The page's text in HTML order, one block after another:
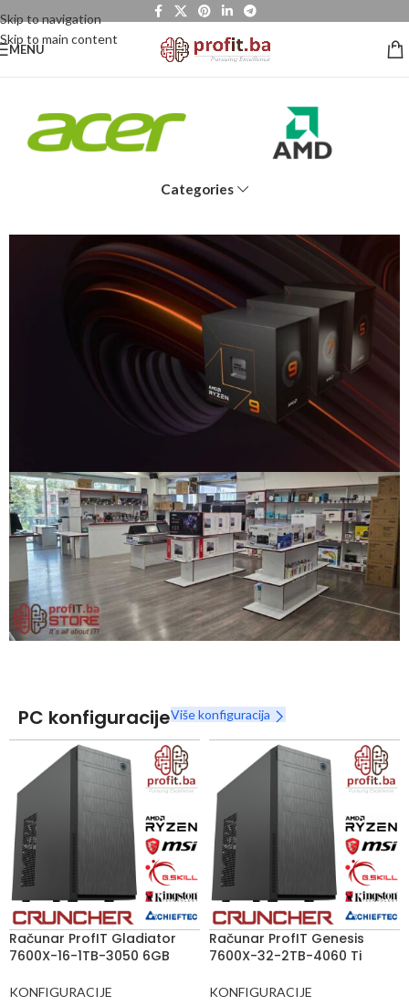
Skip to navigation
Skip to main content
MENU
Categories
Snaga radnih stanica nikada nije bila povoljnija
Nova Ryzen 7000 serija
Naruči
PC konfiguracijeViše konfiguracija
Računar ProfIT Gladiator
7600X-16-1TB-3050 6GB
KONFIGURACIJE
Računar ProfIT Genesis
7600X-32-2TB-4060 Ti
KONFIGURACIJE